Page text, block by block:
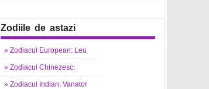
Zodiile de astazi
» Zodiacul European: Leu
» Zodiacul Chinezesc:
» Zodiacul Indian: Vanator